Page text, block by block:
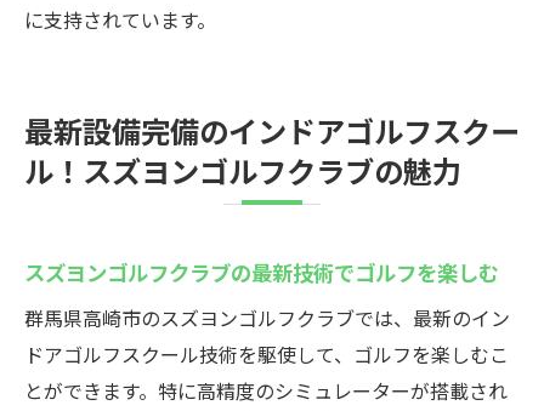
に支持されています。
最新設備完備のインドアゴルフスクー
ル！スズヨンゴルフクラブの魅力
スズヨンゴルフクラブの最新技術でゴルフを楽しむ
群馬県高崎市のスズヨンゴルフクラブでは、最新のイン
ドアゴルフスクール技術を駆使して、ゴルフを楽しむこ
とができます。特に高精度のシミュレーターが搭載され